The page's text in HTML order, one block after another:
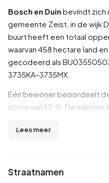
Bosch en Duin bevindt zich
gemeente Zeist , in de wijk
buurt heeft een totaal
waarvan 458 hectare land
gecodeerd als
3735KA-3735MX.
Eén bewoner beoordeelt
score van 10.0. De
beoordelingen zijn er nog
Inwoners
Lees meer
Straatnamen